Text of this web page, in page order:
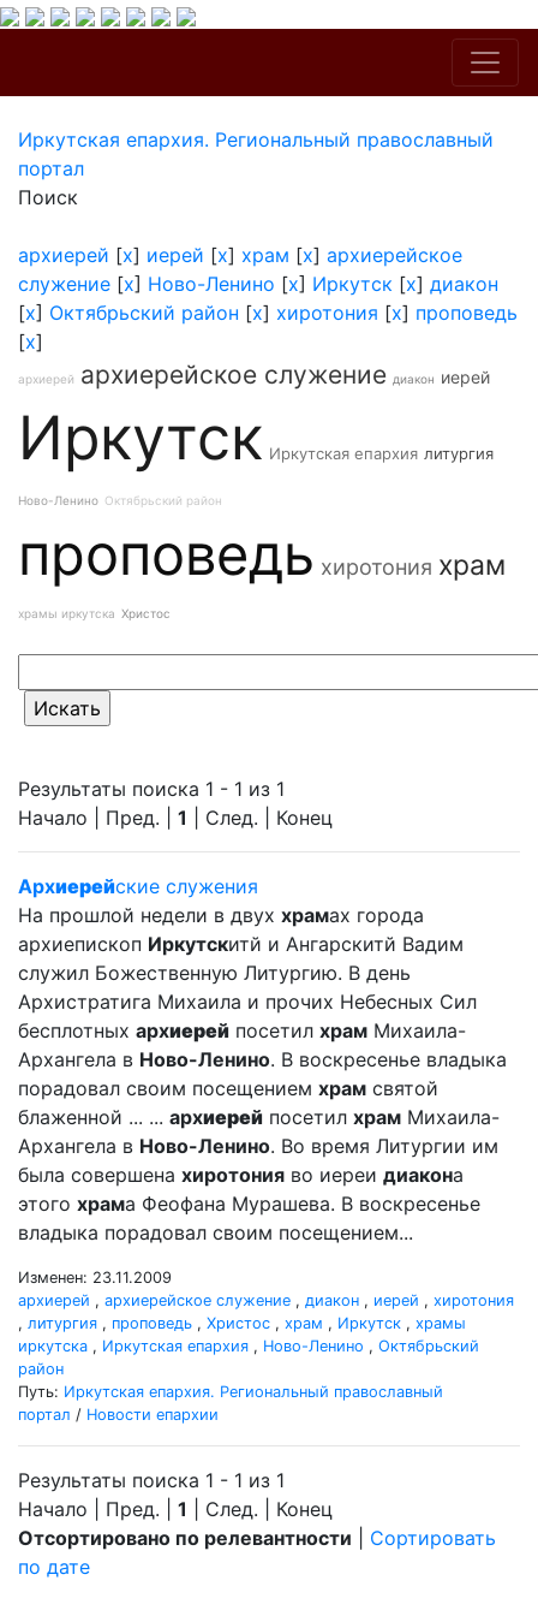
Иркутская епархия. Региональный православный
портал
Поиск
архиерей [x] иерей [x] храм [x] архиерейское
служение [x] Ново-Ленино [x] Иркутск [x] диакон
[x] Октябрьский район [x] хиротония [x] проповедь
[x]
архиерей архиерейское служение диакон иерей
Иркутск Иркутская епархия литургия
Ново-Ленино Октябрьский район
проповедь хиротония храм
храмы иркутска Христос
Результаты поиска 1 - 1 из 1
Начало | Пред. | 1 | След. | Конец
Архиерейские служения
На прошлой недели в двух храмах города
архиепископ Иркутскитй и Ангарскитй Вадим
служил Божественную Литургию. В день
Архистратига Михаила и прочих Небесных Сил
бесплотных архиерей посетил храм Михаила-
Архангела в Ново-Ленино. В воскресенье владыка
порадовал своим посещением храм святой
блаженной ... ... архиерей посетил храм Михаила-
Архангела в Ново-Ленино. Во время Литургии им
была совершена хиротония во иереи диакона
этого храма Феофана Мурашева. В воскресенье
владыка порадовал своим посещением...
Изменен: 23.11.2009
архиерей , архиерейское служение , диакон , иерей , хиротония
, литургия , проповедь , Христос , храм , Иркутск , храмы
иркутска , Иркутская епархия , Ново-Ленино , Октябрьский
район
Путь: Иркутская епархия. Региональный православный
портал / Новости епархии
Результаты поиска 1 - 1 из 1
Начало | Пред. | 1 | След. | Конец
Отсортировано по релевантности
Сортировать
по дате